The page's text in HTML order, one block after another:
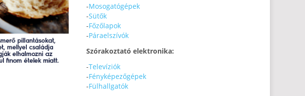
-Mosogatógépek
-Sütők
-Főzőlapok
-Páraelszívók
Szórakoztató elektronika:
-Televíziók
-Fényképezőgépek
-Fülhallgatók